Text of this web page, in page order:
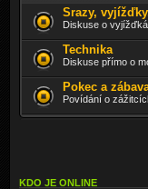
Srazy,
Diskuse o
Technika
Diskuse přímo o
Pokec a
Povídání o
KDO JE ONLINE